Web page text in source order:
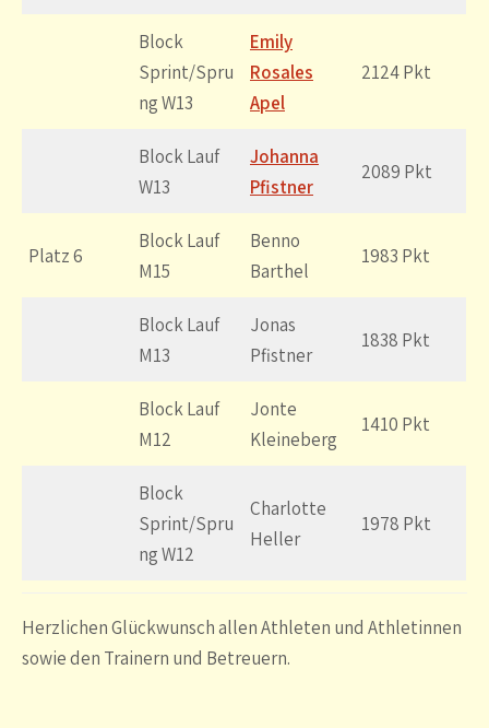
Block
Sprint/Spru
ng W13
Emily
Rosales
Apel
2124 Pkt
Block Lauf
W13
Johanna
Pfistner
2089 Pkt
Platz 6
Block Lauf
M15
Benno
Barthel
1983 Pkt
Block Lauf
M13
Jonas
Pfistner
1838 Pkt
Block Lauf
M12
Jonte
Kleineberg
1410 Pkt
Block
Sprint/Spru
ng W12
Charlotte
Heller
1978 Pkt
Herzlichen Glückwunsch allen Athleten und Athletinnen
sowie den Trainern und Betreuern.